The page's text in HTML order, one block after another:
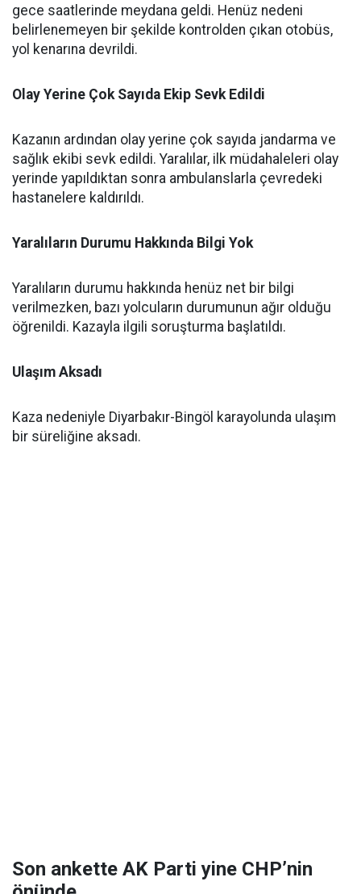
gece saatlerinde meydana geldi. Henüz nedeni
belirlenemeyen bir şekilde kontrolden çıkan otobüs,
yol kenarına devrildi.
Olay Yerine Çok Sayıda Ekip Sevk Edildi
Kazanın ardından olay yerine çok sayıda jandarma ve
sağlık ekibi sevk edildi. Yaralılar, ilk müdahaleleri olay
yerinde yapıldıktan sonra ambulanslarla çevredeki
hastanelere kaldırıldı.
Yaralıların Durumu Hakkında Bilgi Yok
Yaralıların durumu hakkında henüz net bir bilgi
verilmezken, bazı yolcuların durumunun ağır olduğu
öğrenildi. Kazayla ilgili soruşturma başlatıldı.
Ulaşım Aksadı
Kaza nedeniyle Diyarbakır-Bingöl karayolunda ulaşım
bir süreliğine aksadı.
Son ankette AK Parti yine CHP’nin